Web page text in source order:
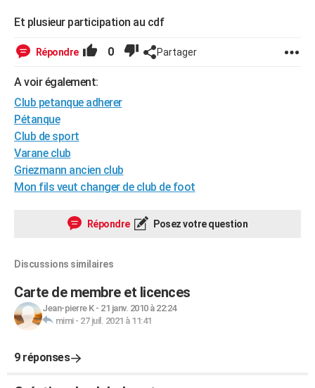
Alimentation
Guide de la santé
Maladies
Médicaments
Sommeil
VOYAGE
Destinations
City break
Voyage nature
Voyage de noces
Forum
Climat
+PHOTO
GUIDES D'ACHAT
BONS PLANS
Dictionnaire
Biographies
Citations
Expressions
Proverbes
PROGRAMME TV
COPAINS D'AVANT
S'inscrire
Se connecter
Lycées
Collèges
Primaires
Universités
Entreprises
Service militaire
Avis de recherche
AVIS DE DÉCÈS
FORUM
Et plusieur participation au cdf
Répondre 0 Partager
A voir également:
Club petanque adherer
Pétanque
Club de sport
Varane club
Griezmann ancien club
Mon fils veut changer de club de foot
Répondre Posez votre question
Discussions similaires
Carte de membre et licences
Jean-pierre K- 21 janv. 2010 à 22:24
mimi- 27 juil. 2021 à 11:41
9 réponses